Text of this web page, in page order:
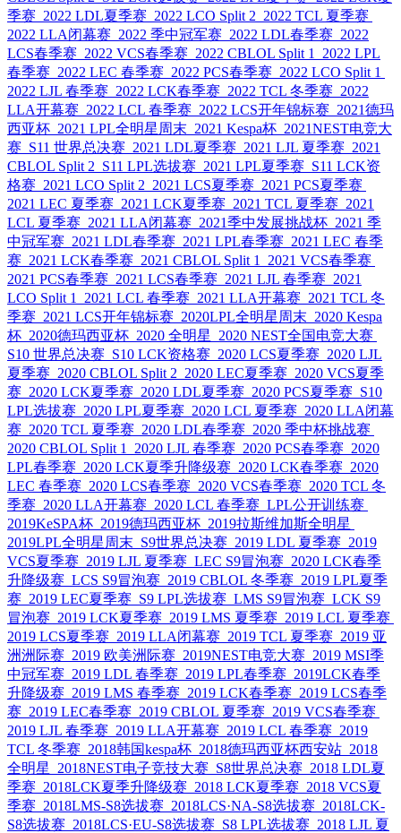
季赛 2022 LDL夏季赛 2022 LCO Split 2 2022 TCL 夏季赛
2022 LLA闭幕赛 2022 季中冠军赛 2022 LDL春季赛 2022
LCS春季赛 2022 VCS春季赛 2022 CBLOL Split 1
2022 LPL
春季赛 2022 LEC 春季赛 2022 PCS春季赛 2022 LCO Split 1
2022 LJL 春季赛 2022 LCK春季赛 2022 TCL 冬季赛 2022
LLA开幕赛 2022 LCL 春季赛 2022 LCS开年锦标赛 2021德玛
西亚杯 2021 LPL全明星周末 2021 Kespa杯 2021NEST电竞大
赛 S11 世界总决赛 2021 LDL夏季赛 2021 LJL 夏季赛 2021
CBLOL Split 2 S11 LPL选拔赛 2021 LPL夏季赛 S11 LCK资
格赛 2021 LCO Split 2 2021 LCS夏季赛 2021 PCS夏季赛
2021 LEC 夏季赛 2021 LCK夏季赛 2021 TCL 夏季赛 2021
LCL 夏季赛 2021 LLA闭幕赛 2021季中发展挑战杯 2021 季
中冠军赛 2021 LDL春季赛 2021 LPL春季赛 2021 LEC 春季
赛 2021 LCK春季赛 2021 CBLOL Split 1
2021 VCS春季赛
2021 PCS春季赛 2021 LCS春季赛 2021 LJL 春季赛 2021
LCO Split 1
2021 LCL 春季赛 2021 LLA开幕赛 2021 TCL 冬
季赛 2021 LCS开年锦标赛 2020LPL全明星周末 2020 Kespa
杯 2020德玛西亚杯 2020 全明星
2020 NEST全国电竞大赛
S10 世界总决赛 S10 LCK资格赛 2020 LCS夏季赛 2020 LJL
夏季赛 2020 CBLOL Split 2 2020 LEC夏季赛 2020 VCS夏季
赛 2020 LCK夏季赛 2020 LDL夏季赛 2020 PCS夏季赛 S10
LPL选拔赛 2020 LPL夏季赛 2020 LCL 夏季赛 2020 LLA闭幕
赛 2020 TCL 夏季赛 2020 LDL春季赛 2020 季中杯挑战赛
2020 CBLOL Split 1
2020 LJL 春季赛 2020 PCS春季赛 2020
LPL春季赛 2020 LCK夏季升降级赛 2020 LCK春季赛 2020
LEC 春季赛 2020 LCS春季赛 2020 VCS春季赛 2020 TCL 冬
季赛 2020 LLA开幕赛 2020 LCL 春季赛 LPL公开训练赛
2019KeSPA杯 2019德玛西亚杯 2019拉斯维加斯全明星
2019LPL全明星周末 S9世界总决赛 2019 LDL 夏季赛 2019
VCS夏季赛 2019 LJL 夏季赛 LEC S9冒泡赛 2020 LCK春季
升降级赛 LCS S9冒泡赛 2019 CBLOL 冬季赛 2019 LPL夏季
赛 2019 LEC夏季赛 S9 LPL选拔赛 LMS S9冒泡赛 LCK S9
冒泡赛 2019 LCK夏季赛 2019 LMS 夏季赛 2019 LCL 夏季赛
2019 LCS夏季赛 2019 LLA闭幕赛 2019 TCL 夏季赛 2019 亚
洲洲际赛 2019 欧美洲际赛 2019NEST电竞大赛 2019 MSI季
中冠军赛 2019 LDL 春季赛 2019 LPL春季赛 2019LCK春季
升降级赛 2019 LMS 春季赛 2019 LCK春季赛 2019 LCS春季
赛 2019 LEC春季赛 2019 CBLOL 夏季赛 2019 VCS春季赛
2019 LJL 春季赛 2019 LLA开幕赛 2019 LCL 春季赛 2019
TCL 冬季赛 2018韩国kespa杯 2018德玛西亚杯西安站 2018
全明星
2018NEST电子竞技大赛 S8世界总决赛 2018 LDL夏
季赛 2018LCK夏季升降级赛 2018 LCK夏季赛 2018 VCS夏
季赛 2018LMS-S8选拔赛 2018LCS·NA-S8选拔赛 2018LCK-
S8选拔赛 2018LCS·EU-S8选拔赛 S8 LPL选拔赛 2018 LJL 夏